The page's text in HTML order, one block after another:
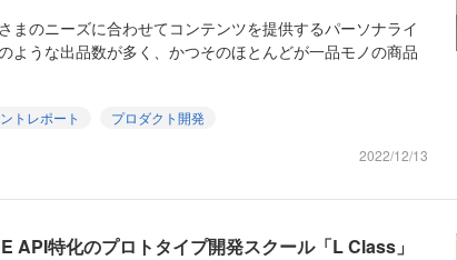
まのニーズに合わせてコンテンツを提供するパーソナライ
ような出品数が多く、かつそのほとんどが一品モノの商品
トレポート
プロダクト開発
2022/12/13
API特化のプロトタイプ開発スクール「L Class」